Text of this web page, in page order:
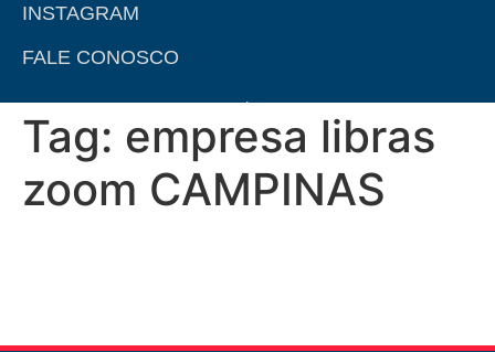
INSTAGRAM
FALE CONOSCO
Tag: empresa libras
zoom CAMPINAS